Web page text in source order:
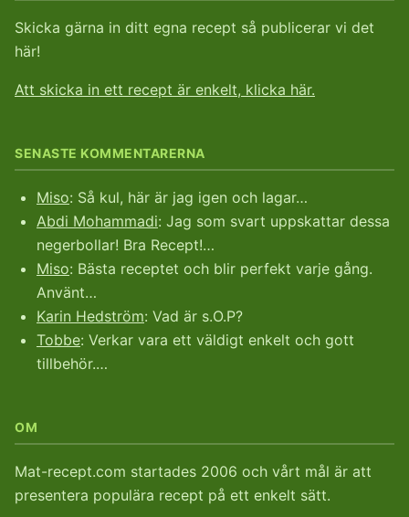
Skicka gärna in ditt egna recept så publicerar vi det
här!
Att skicka in ett recept är enkelt, klicka här.
SENASTE KOMMENTARERNA
Miso: Så kul, här är jag igen och lagar…
Abdi Mohammadi: Jag som svart uppskattar dessa
negerbollar! Bra Recept!…
Miso: Bästa receptet och blir perfekt varje gång.
Använt…
Karin Hedström: Vad är s.O.P?
Tobbe: Verkar vara ett väldigt enkelt och gott
tillbehör.…
OM
Mat-recept.com startades 2006 och vårt mål är att
presentera populära recept på ett enkelt sätt.